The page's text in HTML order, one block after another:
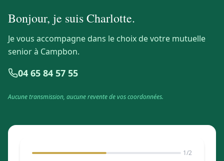
Bonjour, je suisCharlotte.
Je vous accompagne dans le choix de votre mutuelle
senior à Campbon.
04 65 84 57 55
Aucune transmission, aucune revente de vos coordonnées.
1/2